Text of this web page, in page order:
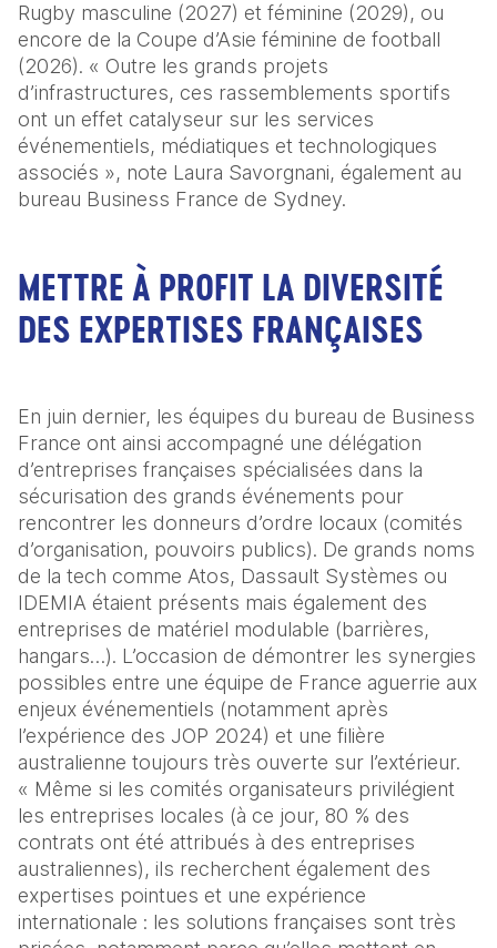
Rugby masculine (2027) et féminine (2029), ou
encore de la Coupe d’Asie féminine de football
(2026). « Outre les grands projets
d’infrastructures, ces rassemblements sportifs
ont un effet catalyseur sur les services
événementiels, médiatiques et technologiques
associés », note Laura Savorgnani, également au
bureau Business France de Sydney.
METTRE À PROFIT LA DIVERSITÉ
DES EXPERTISES FRANÇAISES
En juin dernier, les équipes du bureau de Business
France ont ainsi accompagné une délégation
d’entreprises françaises spécialisées dans la
sécurisation des grands événements pour
rencontrer les donneurs d’ordre locaux (comités
d’organisation, pouvoirs publics). De grands noms
de la tech comme Atos, Dassault Systèmes ou
IDEMIA étaient présents mais également des
entreprises de matériel modulable (barrières,
hangars…). L’occasion de démontrer les synergies
possibles entre une équipe de France aguerrie aux
enjeux événementiels (notamment après
l’expérience des JOP 2024) et une filière
australienne toujours très ouverte sur l’extérieur.
« Même si les comités organisateurs privilégient
les entreprises locales (à ce jour, 80 % des
contrats ont été attribués à des entreprises
australiennes), ils recherchent également des
expertises pointues et une expérience
internationale : les solutions françaises sont très